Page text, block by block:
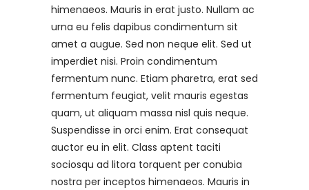
himenaeos. Mauris in erat justo. Nullam ac
urna eu felis dapibus condimentum sit
amet a augue. Sed non neque elit. Sed ut
imperdiet nisi. Proin condimentum
fermentum nunc. Etiam pharetra, erat sed
fermentum feugiat, velit mauris egestas
quam, ut aliquam massa nisl quis neque.
Suspendisse in orci enim. Erat consequat
auctor eu in elit. Class aptent taciti
sociosqu ad litora torquent per conubia
nostra per inceptos himenaeos. Mauris in